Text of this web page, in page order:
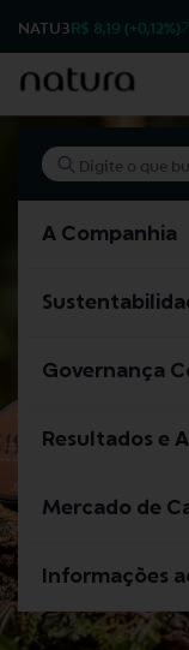
NATU3R$ 8,19 (+0,12%)
A Companhia
Governança
Resultados e
Mercado de
Informações